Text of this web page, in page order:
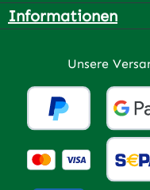
Informationen
Unsere